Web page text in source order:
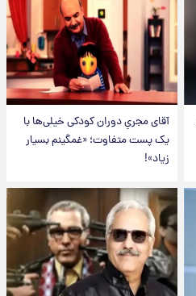
آقای مجریِ دوران کودکی خیلی‌ها با
یک پست متفاوت؛ «غمگینم بسیار
زیاد»!